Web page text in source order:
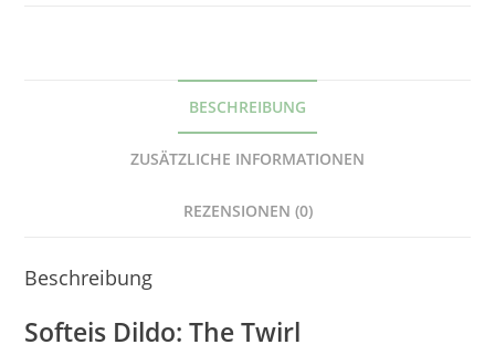
BESCHREIBUNG
ZUSÄTZLICHE INFORMATIONEN
REZENSIONEN (0)
Beschreibung
Softeis Dildo: The Twirl